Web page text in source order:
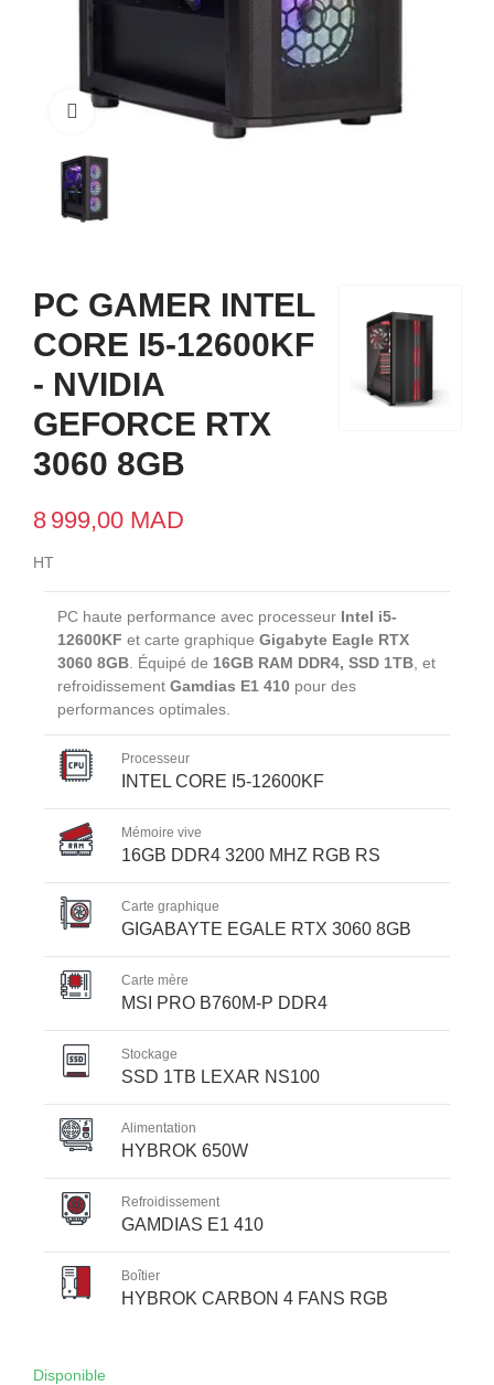
Click to enlarge
PC GAMER INTEL
CORE I5-12600KF
- NVIDIA
GEFORCE RTX
3060 8GB
8 999,00 MAD
HT
PC haute performance avec processeur Intel i5-
12600KF et carte graphique Gigabyte Eagle RTX
3060 8GB . Équipé de 16GB RAM DDR4, SSD 1TB , et
refroidissement Gamdias E1 410 pour des
performances optimales.
Processeur
INTEL CORE I5-12600KF
Mémoire vive
16GB DDR4 3200 MHZ RGB RS
Carte graphique
GIGABAYTE EGALE RTX 3060 8GB
Carte mère
MSI PRO B760M-P DDR4
Stockage
SSD 1TB LEXAR NS100
Alimentation
HYBROK 650W
Refroidissement
GAMDIAS E1 410
Boîtier
HYBROK CARBON 4 FANS RGB
Disponible